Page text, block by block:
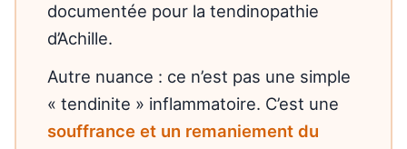
documentée pour la tendinopathie
d’Achille.
Autre nuance : ce n’est pas une simple
« tendinite » inflammatoire. C’est une
souffrance et un remaniement du